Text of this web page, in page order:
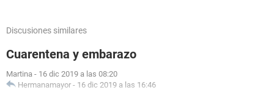
Discusiones similares
Cuarentena y embarazo
Martina - 16 dic 2019 a las 08:20
Hermanamayor - 16 dic 2019 a las 16:46